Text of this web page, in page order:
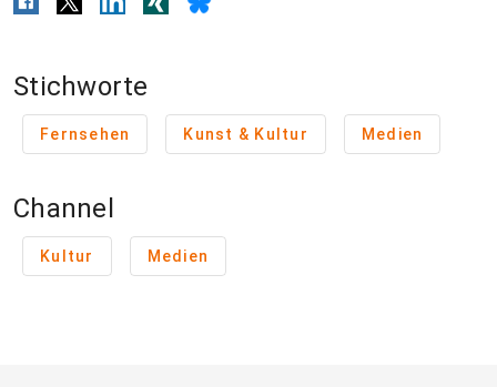
Stichworte
Fernsehen Kunst & Kultur Medien
Channel
Kultur Medien